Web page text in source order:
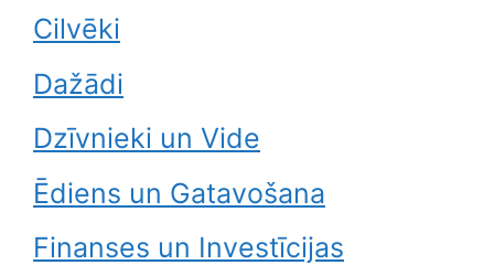
Cilvēki
Dažādi
Dzīvnieki un Vide
Ēdiens un Gatavošana
Finanses un Investīcijas